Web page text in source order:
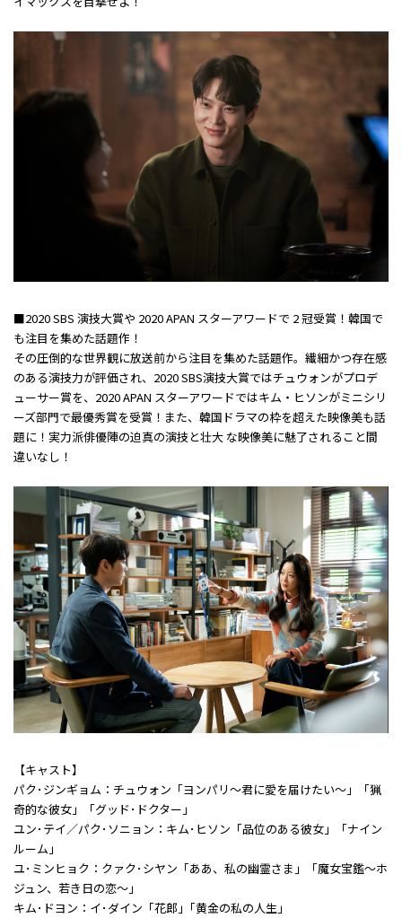
■2020 SBS 演技大賞や 2020 APAN スターアワードで 2 冠受賞！韓国で
も注目を集めた話題作！
その圧倒的な世界観に放送前から注目を集めた話題作。繊細かつ存在感
のある演技力が評価され、2020 SBS演技大賞ではチュウォンがプロデ
ューサー賞を、2020 APAN スターアワードではキム・ヒソンがミニシリ
ーズ部門で最優秀賞を受賞！また、韓国ドラマの枠を超えた映像美も話
題に！実力派俳優陣の迫真の演技と壮大 な映像美に魅了されること間
違いなし！
【キャスト】
パク･ジンギョム：チュウォン「ヨンパリ～君に愛を届けたい～」「猟
奇的な彼女」「グッド･ドクター」
ユン･テイ／パク･ソニョン：キム･ヒソン「品位のある彼女」「ナイン
ルーム」
ユ･ミンヒョク：クァク･シヤン「ああ、私の幽霊さま」「魔女宝鑑～ホ
ジュン、若き日の恋～」
キム･ドヨン：イ･ダイン「花郎」｢黄金の私の人生」